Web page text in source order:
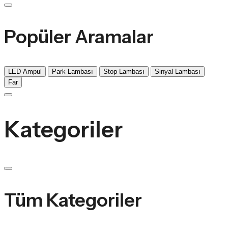
Popüler Aramalar
LED Ampul Park Lambası Stop Lambası
Sinyal Lambası
Far
Kategoriler
Tüm Kategoriler